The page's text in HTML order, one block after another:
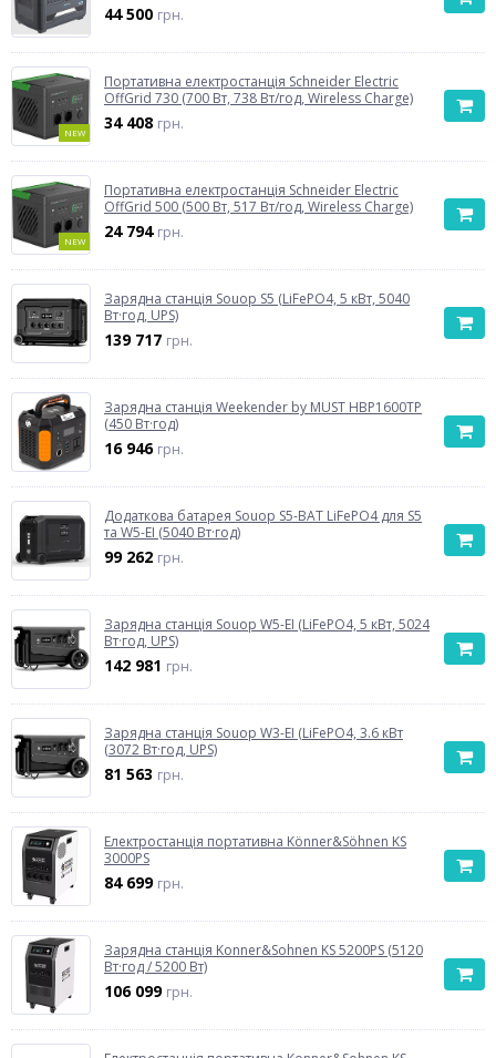
44 500 грн.
NEW
Портативна електростанція Schneider Electric
OffGrid 730 (700 Вт, 738 Вт/год, Wireless Charge)
34 408 грн.
NEW
Портативна електростанція Schneider Electric
OffGrid 500 (500 Вт, 517 Вт/год, Wireless Charge)
24 794 грн.
Зарядна станція Souop S5 (LiFePO4, 5 кВт, 5040
Вт·год, UPS)
139 717 грн.
Зарядна станція Weekender by MUST HBP1600TP
(450 Вт·год)
16 946 грн.
Додаткова батарея Souop S5-BAT LiFePO4 для S5
та W5-EI (5040 Вт·год)
99 262 грн.
Зарядна станція Souop W5-EI (LiFePO4, 5 кВт, 5024
Вт·год, UPS)
142 981 грн.
Зарядна станція Souop W3-EI (LiFePO4, 3.6 кВт
(3072 Вт·год, UPS)
81 563 грн.
Електростанція портативна Könner&Söhnen KS
3000PS
84 699 грн.
Зарядна станція Konner&Sohnen KS 5200PS (5120
Вт·год / 5200 Вт)
106 099 грн.